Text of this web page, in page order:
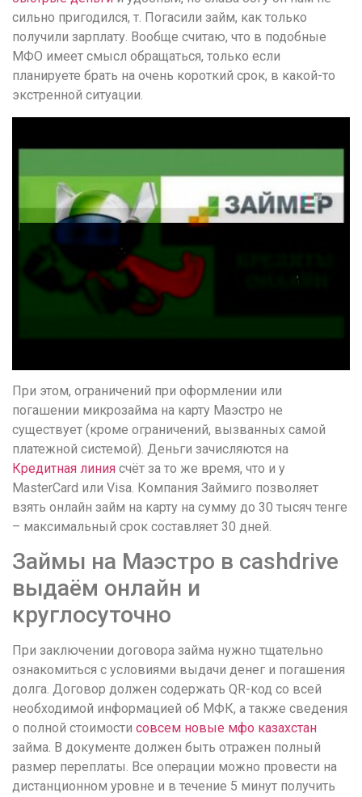
сильно пригодился, т. Погасили займ, как только
получили зарплату. Вообще считаю, что в подобные
МФО имеет смысл обращаться, только если
планируете брать на очень короткий срок, в какой-то
экстренной ситуации.
При этом, ограничений при оформлении или
погашении микрозайма на карту Маэстро не
существует (кроме ограничений, вызванных самой
платежной системой). Деньги зачисляются на
Кредитная линия счёт за то же время, что и у
MasterCard или Visa. Компания Займиго позволяет
взять онлайн займ на карту на сумму до 30 тысяч тенге
– максимальный срок составляет 30 дней.
Займы на Маэстро в cashdrive
выдаём онлайн и
круглосуточно
При заключении договора займа нужно тщательно
ознакомиться с условиями выдачи денег и погашения
долга. Договор должен содержать QR-код со всей
необходимой информацией об МФК, а также сведения
о полной стоимости совсем новые мфо казахстан
займа. В документе должен быть отражен полный
размер переплаты. Все операции можно провести на
дистанционном уровне и в течение 5 минут получить